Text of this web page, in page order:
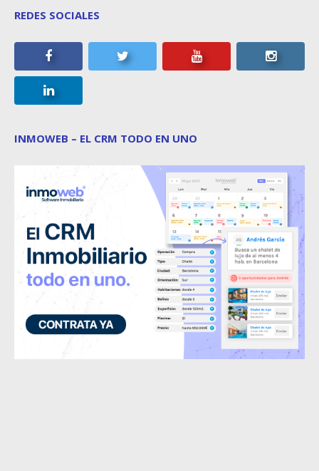
REDES SOCIALES
INMOWEB – EL CRM TODO EN UNO